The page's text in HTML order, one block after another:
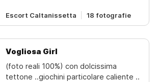
Escort Caltanissetta 18 fotografie
Vogliosa Girl
(foto reali 100%) con dolcissima
tettone ..giochini particolare caliente ..